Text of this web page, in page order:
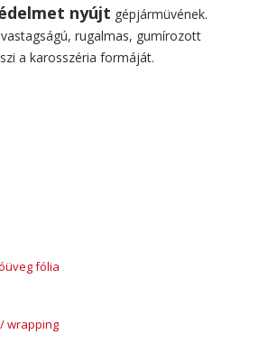
nyújt gépjármüvének.
rugalmas, gumírozott
a karosszéria formáját.
fólia
wrapping